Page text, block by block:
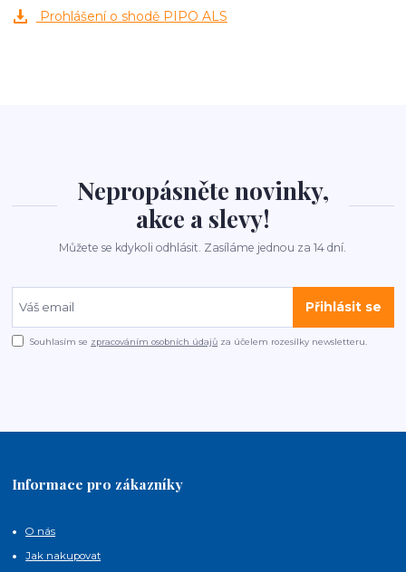
Prohlášení o shodě PIPO ALS
Nepropásněte novinky,
akce a slevy!
Můžete se kdykoli odhlásit. Zasíláme jednou za 14 dní.
Přihlásit se
Souhlasím se zpracováním osobních údajů za účelem rozesílky newsletteru.
Informace pro zákazníky
O nás
Jak nakupovat